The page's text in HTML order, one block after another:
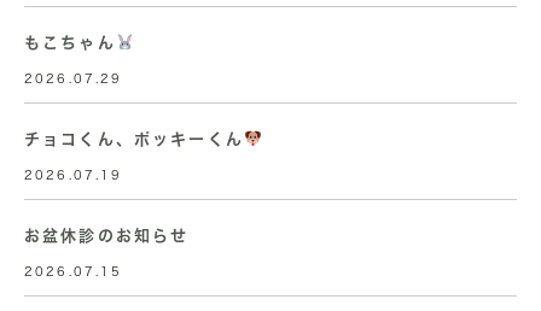
もこちゃん
2026.07.29
チョコくん、ポッキーくん
2026.07.19
お盆休診のお知らせ
2026.07.15